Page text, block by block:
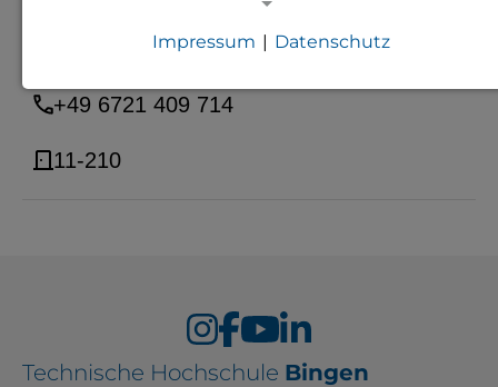
u.driessen@th-bingen.de
+49 6721 409 714
11-210
Technische Hochschule Bingen
Notwendige Cookies zur Session-
Funktionalität der Seite (immer
EXTERNE MEDIEN
Seitenspezifische Erfassung von
Impressum | Datenschutz